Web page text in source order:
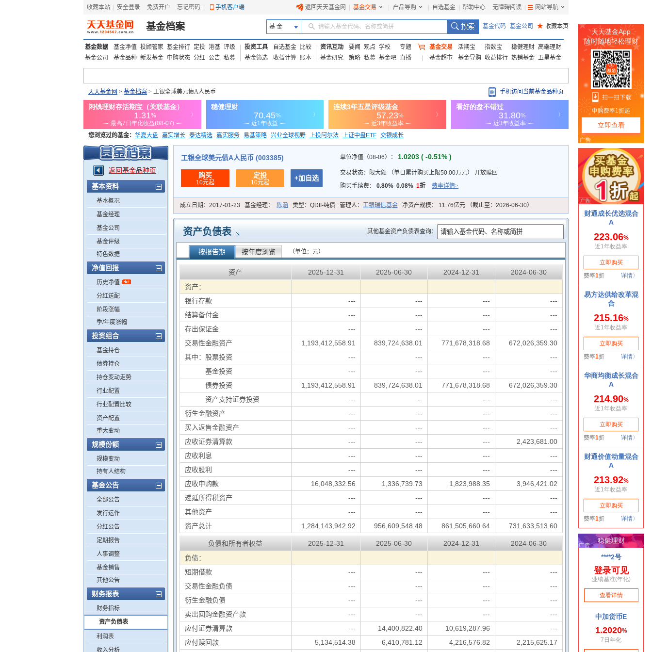
收藏本站 安全登录 免费开户 忘记密码 手机客户端 返回天天基金网 基金交易 产品导购 自选基金 帮助中心 无障碍阅读 网站导航
基金档案 基 金 请输入基金代码、名称或简拼 基金代码 基金公司 ★ 收藏本页
基金数据 基金净值 投顾管家 基金排行 定投 港基 评级
基金公司
基金品种 新发基金 申购状态 分红 公告 私募
投资工具 自选基金
比较
基金筛选
收益计算 账本
资讯互动 要闻 观点 学校
专题
基金研究
策略 私募 基金吧 直播
基金交易 活期宝 指数宝 稳健理财 高端理财
基金超市
基金导购 收益排行 热销基金 五星基金
天天基金网 > 基金档案 > 工银全球美元债A人民币 手机访问当前基金品种页
您浏览过的基金： 华夏大盘 嘉实增长 泰达精选 嘉实服务 易基策略 兴业全球视野 上投阿尔法 上证中盘ETF 交银成长
添富优势 华安宏利 上证180价值ETF
返回基金品种页
基本资料
基本概况
基金经理
基金公司
基金评级
特色数据
净值回报
历史净值
分红送配
阶段涨幅
季/年度涨幅
投资组合
基金持仓
债券持仓
持仓变动走势
行业配置
行业配置比较
资产配置
重大变动
规模份额
规模变动
持有人结构
基金公告
全部公告
发行运作
分红公告
定期报告
人事调整
基金销售
其他公告
财务报表
财务指标
资产负债表
利润表
收入分析
工银全球美元债A人民币 (003385)
购买
10元起
定投
10元起
+加自选
单位净值（08-06）： 1.0203 ( -0.51% )
交易状态： 限大额 （单日累计购买上限50.00万元）
开放赎回
购买手续费： 0.80% 0.08% 1折 费率详情>
成立日期： 2017-01-23 基金经理： 陈涵 类型： QDII-纯债 管理人： 工银瑞信基金 净资产规模： 11.76亿元 （截止至：2026-06-30）
资产负债表 其他基金资产负债表查询：
按报告期 按年度浏览 （单位：元）
资产 2025-12-31 2025-06-30 2024-12-31
2024-06-30
资产：
银行存款
--- --- ---
---
结算备付金
--- --- ---
---
存出保证金
--- --- ---
---
交易性金融资产
1,193,412,558.91 839,724,638.01 771,678,318.68
672,026,359.30
其中：股票投资
--- --- ---
---
基金投资 --- --- ---
---
债券投资 1,193,412,558.91 839,724,638.01 771,678,318.68
672,026,359.30
资产支持证券投资 --- --- ---
---
衍生金融资产
--- --- ---
---
买入返售金融资产
--- --- ---
---
应收证券清算款
--- --- ---
2,423,681.00
应收利息
--- --- ---
---
应收股利
--- --- ---
---
应收申购款
16,048,332.56 1,336,739.73 1,823,988.35
3,946,421.02
递延所得税资产
--- --- ---
---
其他资产
--- --- ---
---
资产总计
1,284,143,942.92 956,609,548.48 861,505,660.64 731,633,513.60
负债和所有者权益 2025-12-31 2025-06-30 2024-12-31
2024-06-30
负债：
短期借款
--- --- ---
---
交易性金融负债
--- --- ---
---
衍生金融负债
--- --- ---
---
卖出回购金融资产款
--- --- ---
---
应付证券清算款
--- 14,400,822.40 10,619,287.96
---
应付赎回款
5,134,514.38 6,410,781.12 4,216,576.82 2,215,625.17